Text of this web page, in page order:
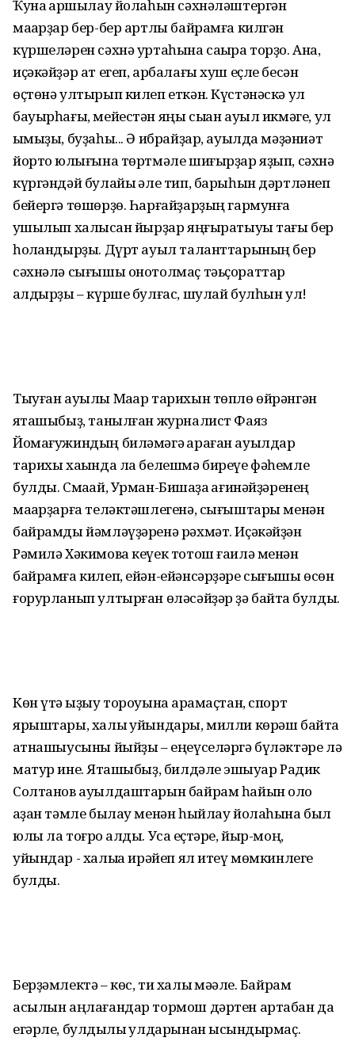
Ҡунаҡ ҡаршылау йолаһын сәхнәләштергән
маҡарҙар бер-бер артлы байрамға килгән
күршеләрен сәхнә уртаһына саҡыра торҙо. Ана,
иҫәкәйҙәр ат егеп, арбалағы хуш еҫле бесән
өҫтөнә ултырып килеп еткән. Күстәнәскә ул
бауырһағы, мейестән яңы сыҡҡан ауыл икмәге, ул
ҡымыҙы, буҙаһы... Ә ибрайҙар, ауылда мәҙәниәт
йорто юҡлығына төртмәле шиғырҙар яҙып, сәхнә
күргәндәй булайыҡ әле тип, барыһын дәртләнеп
бейергә төшөрҙө. Һарғайҙарҙың гармунға
ҡушылып халыҡсан йырҙар яңғыратыуы тағы бер
һоҡландырҙы. Дүрт ауыл таланттарының бер
сәхнәлә сығышы онотолмаҫ тәьҫораттар
ҡалдырҙы – күрше булғас, шулай булһын ул!
Тыуған ауылы Маҡар тарихын төплө өйрәнгән
яҡташыбыҙ, танылған журналист Фаяз
Йомағужиндың биләмәгә ҡараған ауылдар
тарихы хаҡында ла белешмә биреүе фәһемле
булды. Смаҡай, Урман-Бишҡаҙаҡ ағинәйҙәренең
маҡарҙарға теләктәшлегенә, сығыштары менән
байрамды йәмләүҙәренә рәхмәт. Иҫәкәйҙән
Рәмилә Хәкимова кеүек тотош ғаилә менән
байрамға килеп, ейән-ейәнсәрҙәре сығышы өсөн
ғорурланып ултырған өләсәйҙәр ҙә байтаҡ булды.
Көн үтә ҡыҙыу тороуына ҡарамаҫтан, спорт
ярыштары, халыҡ уйындары, милли көрәш байтаҡ
ҡатнашыусыны йыйҙы – еңеүселәргә бүләктәре лә
матур ине. Яҡташыбыҙ, билдәле эшҡыуар Радик
Солтанов ауылдаштарын байрам һайын оло
ҡаҙан тәмле былау менән һыйлау йолаһына был
юлы ла тоғро ҡалды. Усаҡ еҫтәре, йыр-моң,
уйындар - халыҡҡа ирәйеп ял итеү мөмкинлеге
булды.
Берҙәмлектә – көс, ти халыҡ мәҡәле. Байрам
асылын аңлағандар тормош дәртен артабан да
егәрле, булдыҡлы ҡулдарынан ысҡындырмаҫ.